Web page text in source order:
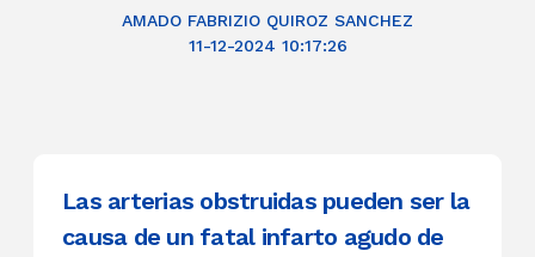
AMADO FABRIZIO QUIROZ SANCHEZ
11-12-2024 10:17:26
Las arterias obstruidas pueden ser la
causa de un fatal infarto agudo de